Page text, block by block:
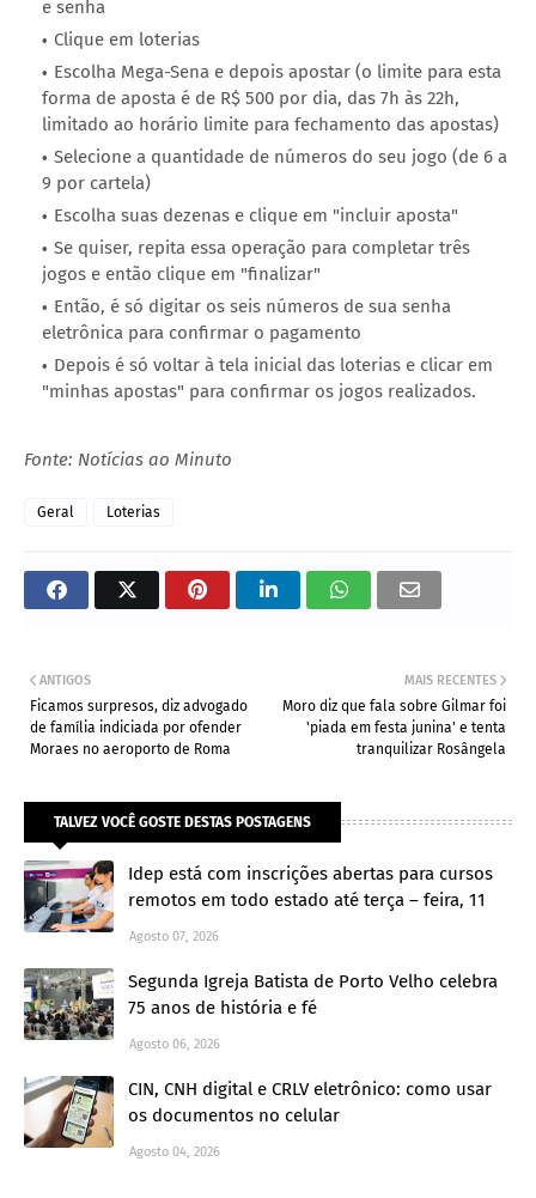
e senha
Clique em loterias
Escolha Mega-Sena e depois apostar (o limite para esta
forma de aposta é de R$ 500 por dia, das 7h às 22h,
limitado ao horário limite para fechamento das apostas)
Selecione a quantidade de números do seu jogo (de 6 a
9 por cartela)
Escolha suas dezenas e clique em "incluir aposta"
Se quiser, repita essa operação para completar três
jogos e então clique em "finalizar"
Então, é só digitar os seis números de sua senha
eletrônica para confirmar o pagamento
Depois é só voltar à tela inicial das loterias e clicar em
"minhas apostas" para confirmar os jogos realizados.
Fonte: Notícias ao Minuto
Geral Loterias
MAIS RECENTES
Moro diz que fala sobre Gilmar foi
'piada em festa junina' e tenta
tranquilizar Rosângela
ANTIGOS
Ficamos surpresos, diz advogado
de família indiciada por ofender
Moraes no aeroporto de Roma
TALVEZ VOCÊ GOSTE DESTAS POSTAGENS
Idep está com inscrições abertas para cursos
remotos em todo estado até terça – feira, 11
Agosto 07, 2026
Segunda Igreja Batista de Porto Velho celebra
75 anos de história e fé
Agosto 06, 2026
CIN, CNH digital e CRLV eletrônico: como usar
os documentos no celular
Agosto 04, 2026